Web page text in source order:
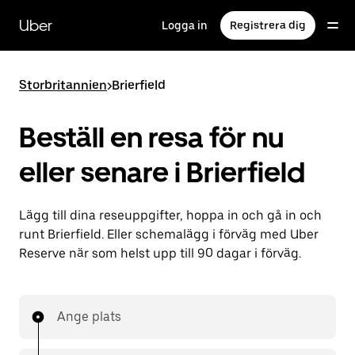
huvudinnehållet
Uber Logga in Registrera dig
Storbritannien>Brierfield
Beställ en resa för nu
eller senare i Brierfield
Lägg till dina reseuppgifter, hoppa in och gå in och
runt Brierfield. Eller schemalägg i förväg med Uber
Reserve när som helst upp till 90 dagar i förväg.
Ange plats